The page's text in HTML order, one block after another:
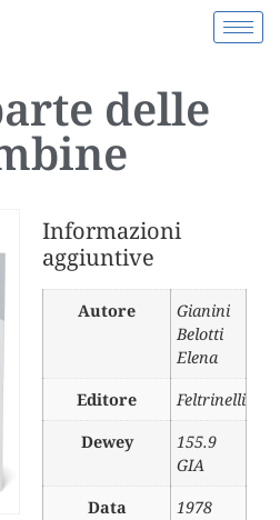
delle
Informazioni
aggiuntive
Autore
Gianini
Belotti
Elena
Editore
Feltrinelli
Dewey
155.9
GIA
Data
1978